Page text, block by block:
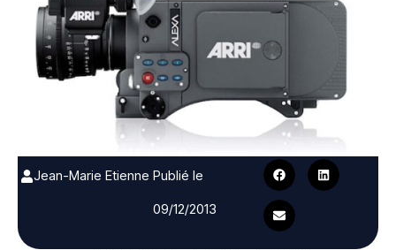
Jean-Marie Etienne Publié le
09/12/2013